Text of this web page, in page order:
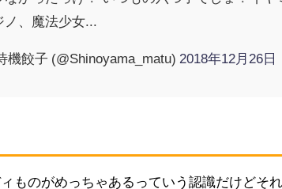
、魔法少女...
餃子 (@Shinoyama_matu) 2018年12月26日
ものがめっちゃあるっていう認識だけどそ